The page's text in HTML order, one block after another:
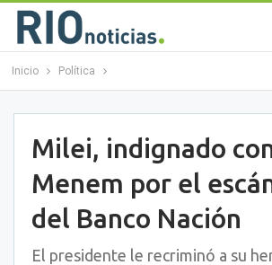
Inicio Política
Milei, indignado
Menem por el
del Banco Nación
El presidente le recriminó a su